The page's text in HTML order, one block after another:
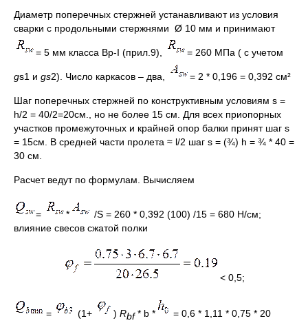
Диаметр поперечных стержней устанавливают из условия
сварки с продольными стержнями Ø 10 мм и принимают
= 5 мм класса Вр-I (прил.9), = 260 МПа ( с учетом
gs1 и gs2). Число каркасов – два, = 2 * 0,196 = 0,392 см²
Шаг поперечных стержней по конструктивным условиям s =
h/2 = 40/2=20см., но не более 15 см. Для всех приопорных
участков промежуточных и крайней опор балки принят шаг s
= 15см. В средней части пролета ≈ l/2 шаг s = (¾) h = ¾ * 40 =
30 см.
Расчет ведут по формулам. Вычисляем
= *
/S = 260 * 0,392 (100) /15 = 680 Н/см;
влияние свесов сжатой полки
< 0,5;
= (1+ ) Rbf* b * = 0,6 * 1,11 * 0,75 * 20